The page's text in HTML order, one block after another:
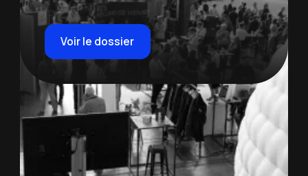
Voir le dossier